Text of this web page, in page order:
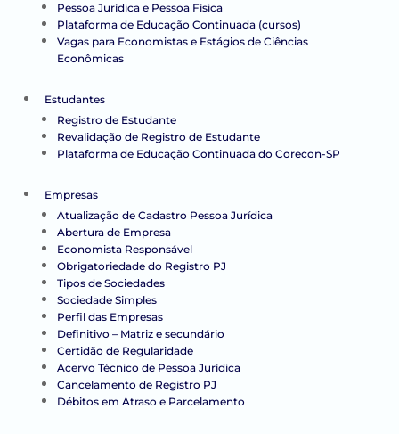
Pessoa Jurídica e Pessoa Física
Plataforma de Educação Continuada (cursos)
Vagas para Economistas e Estágios de Ciências
Econômicas
Estudantes
Registro de Estudante
Revalidação de Registro de Estudante
Plataforma de Educação Continuada do Corecon-SP
Empresas
Atualização de Cadastro Pessoa Jurídica
Abertura de Empresa
Economista Responsável
Obrigatoriedade do Registro PJ
Tipos de Sociedades
Sociedade Simples
Perfil das Empresas
Definitivo – Matriz e secundário
Certidão de Regularidade
Acervo Técnico de Pessoa Jurídica
Cancelamento de Registro PJ
Débitos em Atraso e Parcelamento